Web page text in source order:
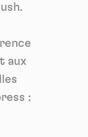
aux
: